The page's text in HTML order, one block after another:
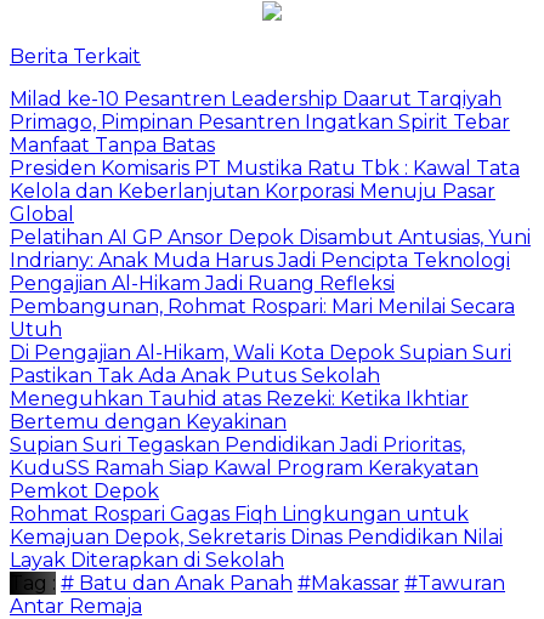
Berita Terkait
Milad ke-10 Pesantren Leadership Daarut Tarqiyah
Primago, Pimpinan Pesantren Ingatkan Spirit Tebar
Manfaat Tanpa Batas
Presiden Komisaris PT Mustika Ratu Tbk : Kawal Tata
Kelola dan Keberlanjutan Korporasi Menuju Pasar
Global
Pelatihan AI GP Ansor Depok Disambut Antusias, Yuni
Indriany: Anak Muda Harus Jadi Pencipta Teknologi
Pengajian Al-Hikam Jadi Ruang Refleksi
Pembangunan, Rohmat Rospari: Mari Menilai Secara
Utuh
Di Pengajian Al-Hikam, Wali Kota Depok Supian Suri
Pastikan Tak Ada Anak Putus Sekolah
Meneguhkan Tauhid atas Rezeki: Ketika Ikhtiar
Bertemu dengan Keyakinan
Supian Suri Tegaskan Pendidikan Jadi Prioritas,
KuduSS Ramah Siap Kawal Program Kerakyatan
Pemkot Depok
Rohmat Rospari Gagas Fiqh Lingkungan untuk
Kemajuan Depok, Sekretaris Dinas Pendidikan Nilai
Layak Diterapkan di Sekolah
Tag : # Batu dan Anak Panah #Makassar #Tawuran
Antar Remaja